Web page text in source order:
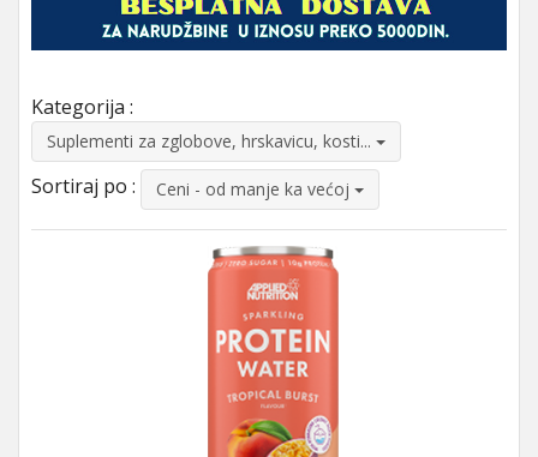
Kategorija :
Suplementi za zglobove, hrskavicu, kosti...
Sortiraj po : Ceni - od manje ka većoj